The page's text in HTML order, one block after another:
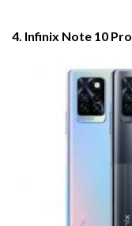
4. Infinix Note 10 Pro